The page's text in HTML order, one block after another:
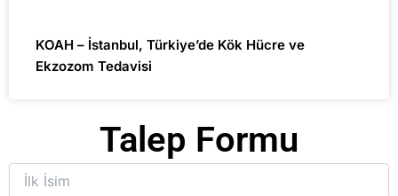
KOAH – İstanbul, Türkiye’de Kök Hücre ve
Ekzozom Tedavisi
Talep Formu